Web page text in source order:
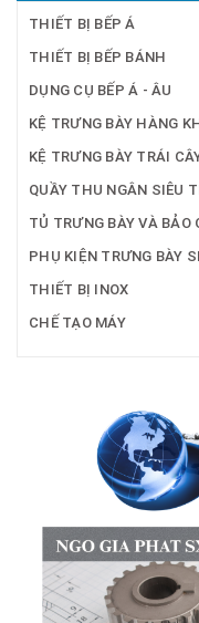
THIẾT BỊ BẾP Á
THIẾT BỊ BẾP BÁNH
DỤNG CỤ BẾP Á - ÂU
KỆ TRƯNG BÀY HÀNG
KỆ TRƯNG BÀY TRÁI
QUẦY THU NGÂN SIÊU
TỦ TRƯNG BÀY VÀ BẢO
PHỤ KIỆN TRƯNG BÀY
THIẾT BỊ INOX
CHẾ TẠO MÁY